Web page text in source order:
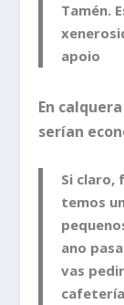
Tamén.
apoio
En
serían
Si claro,
temos
ano
vas